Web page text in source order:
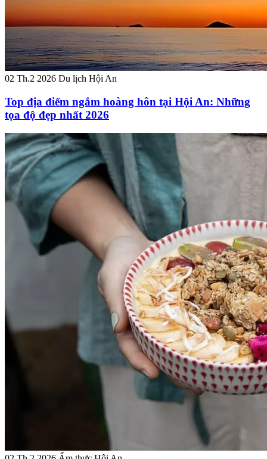
02 Th.2 2026 Du lịch Hội An
Top địa điểm ngắm hoàng hôn tại Hội An: Những
tọa độ đẹp nhất 2026